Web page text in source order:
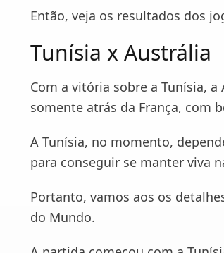
Então, veja os resultados dos
Tunísia x Austrália
Com a vitória sobre a Tunísia,
somente atrás da França, com
A Tunísia, no momento,
para conseguir se manter viva
Portanto, vamos aos os
do Mundo.